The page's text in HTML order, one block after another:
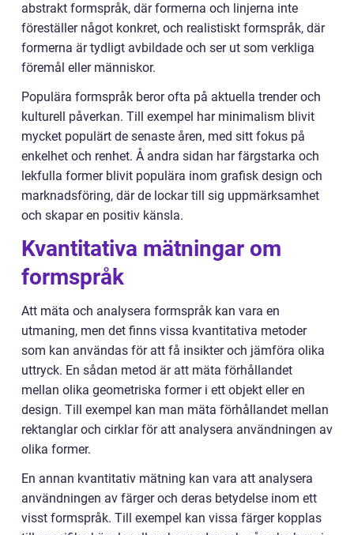
abstrakt formspråk, där formerna och linjerna inte
föreställer något konkret, och realistiskt formspråk, där
formerna är tydligt avbildade och ser ut som verkliga
föremål eller människor.
Populära formspråk beror ofta på aktuella trender och
kulturell påverkan. Till exempel har minimalism blivit
mycket populärt de senaste åren, med sitt fokus på
enkelhet och renhet. Å andra sidan har färgstarka och
lekfulla former blivit populära inom grafisk design och
marknadsföring, där de lockar till sig uppmärksamhet
och skapar en positiv känsla.
Kvantitativa mätningar om
formspråk
Att mäta och analysera formspråk kan vara en
utmaning, men det finns vissa kvantitativa metoder
som kan användas för att få insikter och jämföra olika
uttryck. En sådan metod är att mäta förhållandet
mellan olika geometriska former i ett objekt eller en
design. Till exempel kan man mäta förhållandet mellan
rektanglar och cirklar för att analysera användningen av
olika former.
En annan kvantitativ mätning kan vara att analysera
användningen av färger och deras betydelse inom ett
visst formspråk. Till exempel kan vissa färger kopplas